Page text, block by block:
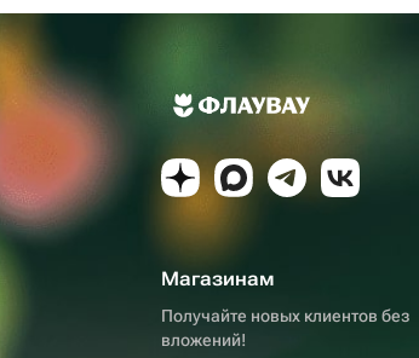
Магазинам
Получайте новых клиентов без
вложений!